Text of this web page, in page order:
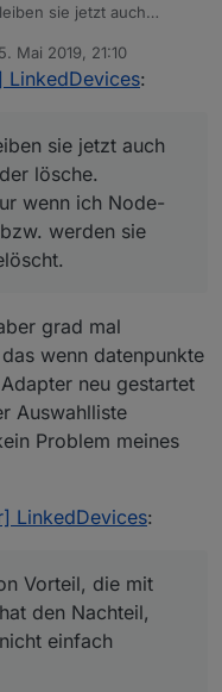
sie jetzt auch
RED neu starte
auch wieder aus der
Mai 2019, 21:10
von
LinkedDevices:
sie jetzt auch
lösche.
wenn ich Node-
werden sie
grad mal
wenn datenpunkte
neu gestartet
Auswahlliste
Problem meines
LinkedDevices:
Vorteil, die mit
den Nachteil,
einfach